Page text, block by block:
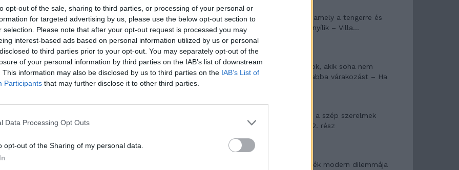
opt-out of the sale, sharing to third parties, or processing of your personal or
for targeted advertising by us, please use the below opt-out section to
selection. Please note that after your opt-out request is processed you may
interest-based ads based on personal information utilized by us or personal
to third parties prior to your opt-out. You may separately opt-out of the
of your personal information by third parties on the IAB’s list of downstream
This information may also be disclosed by us to third parties on the IAB’s List of
Participants that may further disclose it to other third parties.
Data Processing Opt Outs
opt-out of the Sharing of my personal data.
is el tudták rabolni a szívét. Még őrzöm John
kis faluból Los Angelesbe egy lány. Egy
És a legcsodálatosabb, hogy választ . Nem
kár a bélyegért. A magyarul írt sorokat meg
vagy egyszerűen tudták, mit kér. Van
évek derekán hatalmas sztárokkal dolgozott a
amikor átveszi a dedikált képeslapot, amelyen
sétál a kutyájával.
anyámra.Egy életen át keseregtem szeretetlensége
nem simogat meg, nem ölelget. A halála
hogy keménysége mögött a saját szomorúsága
rám, amiért nem tudtam a szívéhez
Egy ház, amely a tengerre és
a fényre nyílik – Villa...
A családok, akik soha nem
hagyták abba várakozást – Ha
Panna és a szép szerelmek
mítosza 2. rész
Az ereklyék modern dilemmája